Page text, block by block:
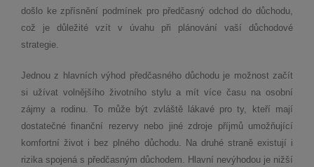
došlo ke zpřísnění podmínek pro předčasný odchod do důchodu,
což je důležité vzít v úvahu při plánování vaší důchodové
strategie.
Jednou z hlavních výhod předčasného důchodu je možnost začít
si užívat volnějšího životního stylu a mít více času na osobní
zájmy a rodinu. To může být zvláště lákavé pro ty, kteří mají
dostatečné finanční rezervy nebo jiné zdroje příjmů umožňující
komfortní život i bez plného důchodu. Na druhé straně existují i
rizika spojená s předčasným důchodem. Hlavní nevýhodou je nižší